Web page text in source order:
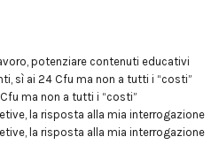
potenziare contenuti educativi
sì ai 24 Cfu ma non a tutti i “costi”
ma non a tutti i “costi”
la risposta alla mia interrogazione
la risposta alla mia interrogazione